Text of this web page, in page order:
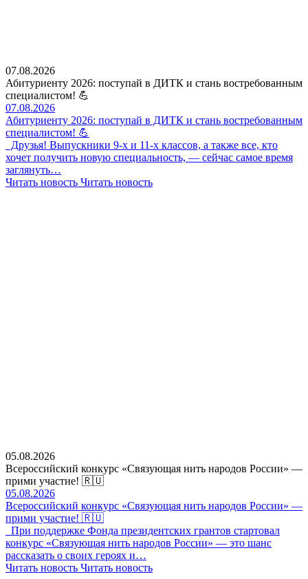
07.08.2026
Абитуриенту 2026: поступай в ДИТК и стань востребованным
специалистом! 💪
07.08.2026
Абитуриенту 2026: поступай в ДИТК и стань востребованным
специалистом! 💪
Друзья! Выпускники 9-х и 11-х классов, а также все, кто
хочет получить новую специальность, — сейчас самое время
заглянуть…
Читать новость Читать новость
05.08.2026
Всероссийский конкурс «Связующая нить народов России» —
прими участие! 🇷🇺
05.08.2026
Всероссийский конкурс «Связующая нить народов России» —
прими участие! 🇷🇺
При поддержке Фонда президентских грантов стартовал
конкурс «Связующая нить народов России» — это шанс
рассказать о своих героях и…
Читать новость Читать новость